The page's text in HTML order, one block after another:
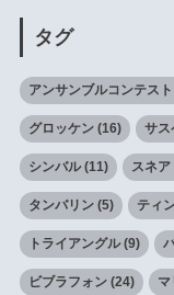
タグ
アンサンブルコンテスト
グロッケン(16) サス
シンバル(11) スネ
タンバリン(5) ティ
トライアングル(9)
ビブラフォン(24) マ